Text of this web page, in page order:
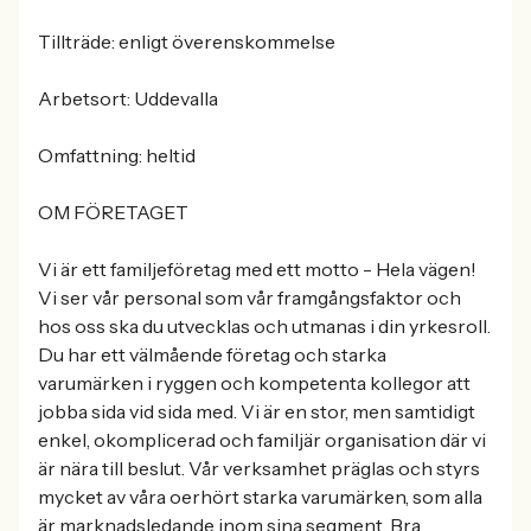
Tillträde: enligt överenskommelse
Arbetsort: Uddevalla
Omfattning: heltid
OM FÖRETAGET
Vi är ett familjeföretag med ett motto - Hela vägen!
Vi ser vår personal som vår framgångsfaktor och
hos oss ska du utvecklas och utmanas i din yrkesroll.
Du har ett välmående företag och starka
varumärken i ryggen och kompetenta kollegor att
jobba sida vid sida med. Vi är en stor, men samtidigt
enkel, okomplicerad och familjär organisation där vi
är nära till beslut. Vår verksamhet präglas och styrs
mycket av våra oerhört starka varumärken, som alla
är marknadsledande inom sina segment. Bra